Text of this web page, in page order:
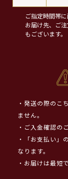
ご指定時間帯
お届け先、ご
もございます。
・発送の際のこ
ません。
・ご入金確認の
・「お支払い」
なります。
・お届けは最短